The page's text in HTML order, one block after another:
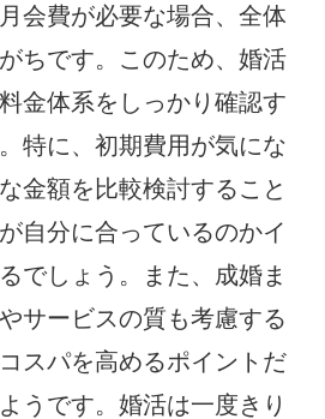
会費が必要な場合、全体
ちです。このため、婚活
金体系をしっかり確認す
特に、初期費用が気にな
金額を比較検討すること
自分に合っているのかイ
でしょう。また、成婚ま
サービスの質も考慮する
スパを高めるポイントだ
うです。婚活は一度きり